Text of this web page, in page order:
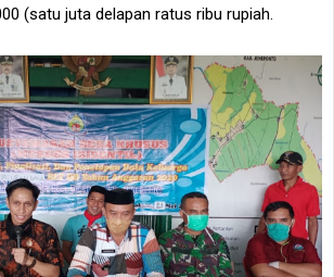
(satu juta delapan ratus ribu rupiah.